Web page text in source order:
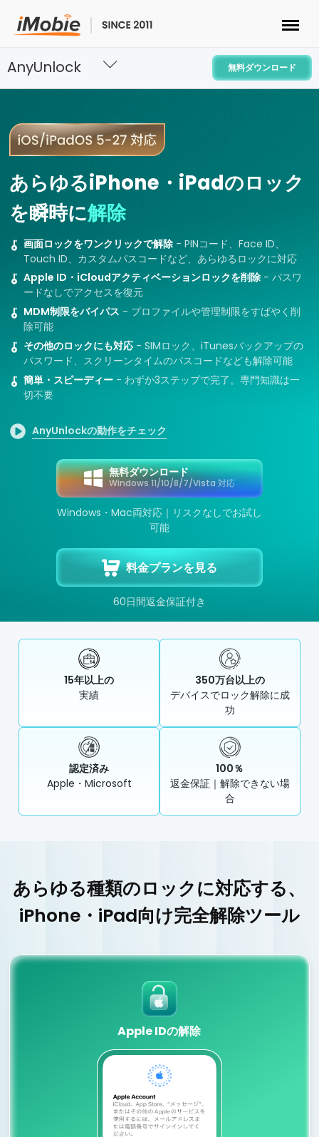
ロック解除&データ復元
マルチメディア
便利ツール
ストア
ダウンロード
サポート
言語選択
AnyUnlock 無料ダウンロード
あらゆるiPhone・iPadのロック
を瞬時に解除
画面ロックをワンクリックで解除 - PINコード、Face ID、
Touch ID、カスタムパスコードなど、あらゆるロックに対応
Apple ID・iCloudアクティベーションロックを削除 - パスワ
ードなしでアクセスを復元
MDM制限をバイパス - プロファイルや管理制限をすばやく削
除可能
その他のロックにも対応 - SIMロック、iTunesバックアップの
パスワード、スクリーンタイムのパスコードなども解除可能
簡単・スピーディー - わずか3ステップで完了。専門知識は一
切不要
AnyUnlockの動作をチェック
無料ダウンロード
Windows 11/10/8/7/Vista 対応
Windows・Mac両対応｜リスクなしでお試し
可能
料金プランを見る
60日間返金保証付き
15年以上の
実績
350万台以上の
デバイスでロック解除に成
功
認定済み
Apple・Microsoft
100％
返金保証｜解除できない場
合
あらゆる種類のロックに対応する、
iPhone・iPad向け完全解除ツール
Apple IDの解除
Apple IDの解除
古いApple IDを削除し、新しいアカウントでサインインすれ
ば、Appleサービスに再度アクセスできます。
詳しくはこちら